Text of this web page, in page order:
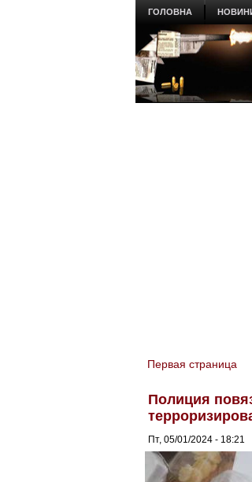
ГОЛОВНА
You are here
Первая страница
Полиция
Пт, 05/01/2024 - 18:21